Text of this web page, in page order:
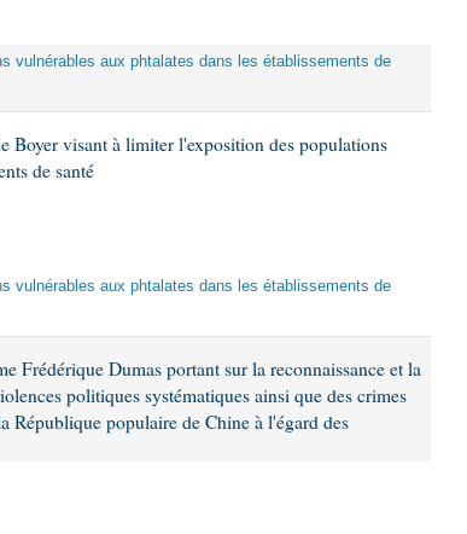
vulnérables aux phtalates dans les établissements de
Boyer visant à limiter l'exposition des populations
de santé
vulnérables aux phtalates dans les établissements de
Frédérique Dumas portant sur la reconnaissance et la
politiques systématiques ainsi que des crimes
République populaire de Chine à l'égard des